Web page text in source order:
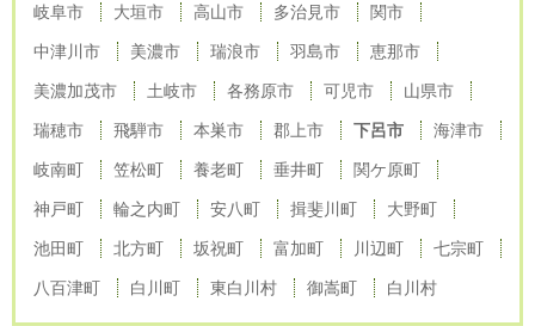
岐阜市 大垣市 高山市 多治見市 関市
中津川市 美濃市 瑞浪市 羽島市 恵那市
美濃加茂市 土岐市 各務原市 可児市 山県市
瑞穂市 飛騨市 本巣市 郡上市 下呂市 海津市
岐南町 笠松町 養老町 垂井町 関ケ原町
神戸町 輪之内町 安八町 揖斐川町 大野町
池田町 北方町 坂祝町 富加町 川辺町 七宗町
八百津町 白川町 東白川村 御嵩町 白川村